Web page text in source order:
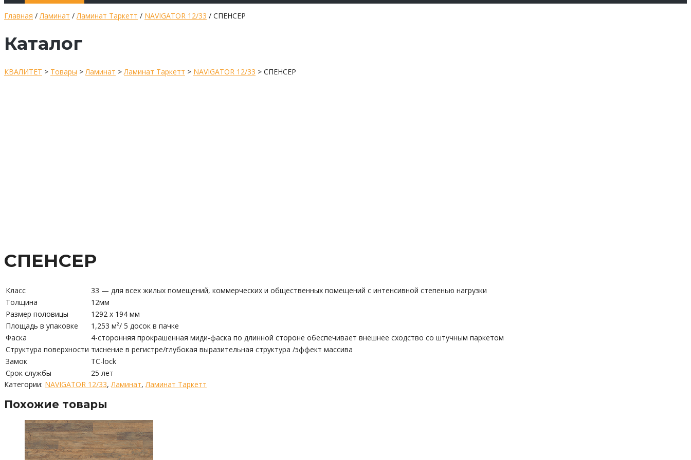
Главная /Ламинат /Ламинат Таркетт / NAVIGATOR 12/33 / СПЕНСЕР
Каталог
КВАЛИТЕТ > Товары >Ламинат >Ламинат Таркетт > NAVIGATOR 12/33 > СПЕНСЕР
СПЕНСЕР
Класс
33 — для всех жилых помещений, коммерческих и общественных помещений с интенсивной степенью нагрузки
Толщина
12мм
Размер половицы
1292 х 194 мм
Площадь в упаковке
1,253 м²/ 5 досок в пачке
Фаска
4-сторонняя прокрашенная миди-фаска по длинной стороне обеспечивает внешнее сходство со штучным паркетом
Структура поверхности тиснение в регистре/глубокая выразительная структура /эффект массива
Замок
TC-lock
Срок службы
25 лет
Категории: NAVIGATOR 12/33, Ламинат, Ламинат Таркетт
Похожие товары